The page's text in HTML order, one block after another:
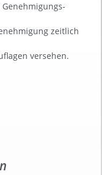
zeitlich
versehen.